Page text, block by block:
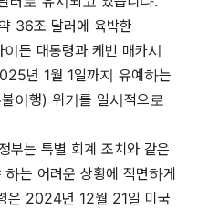
36조 달러에 육박한
든 대통령과 케빈 매카시
년 1월 1일까지 유예하는
이행) 위기를 일시적으로
부는 특별 회계 조치와 같은
는 어려운 상황에 직면하게
은 2024년 12월 21일 미국